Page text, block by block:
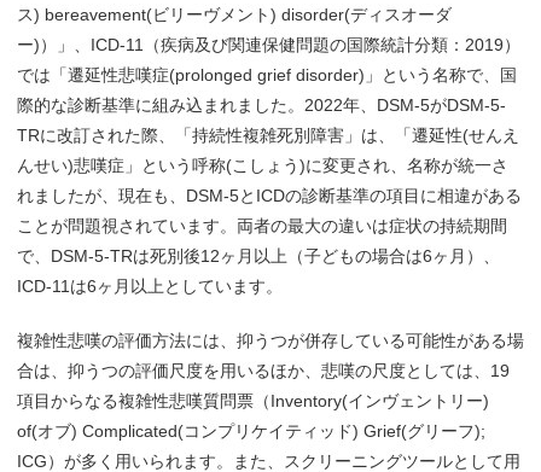
ス) bereavement(ビリーヴメント) disorder(ディスオーダ
ー)）」、ICD-11（疾病及び関連保健問題の国際統計分類：2019）
では「遷延性悲嘆症(prolonged grief disorder)」という名称で、国
際的な診断基準に組み込まれました。2022年、DSM-5がDSM-5-
TRに改訂された際、「持続性複雑死別障害」は、「遷延性(せんえ
んせい)悲嘆症」という呼称(こしょう)に変更され、名称が統一さ
れましたが、現在も、DSM-5とICDの診断基準の項目に相違がある
ことが問題視されています。両者の最大の違いは症状の持続期間
で、DSM-5-TRは死別後12ヶ月以上（子どもの場合は6ヶ月）、
ICD-11は6ヶ月以上としています。
複雑性悲嘆の評価方法には、抑うつが併存している可能性がある場
合は、抑うつの評価尺度を用いるほか、悲嘆の尺度としては、19
項目からなる複雑性悲嘆質問票（Inventory(インヴェントリー)
of(オブ) Complicated(コンプリケイティッド) Grief(グリーフ);
ICG）が多く用いられます。また、スクリーニングツールとして用